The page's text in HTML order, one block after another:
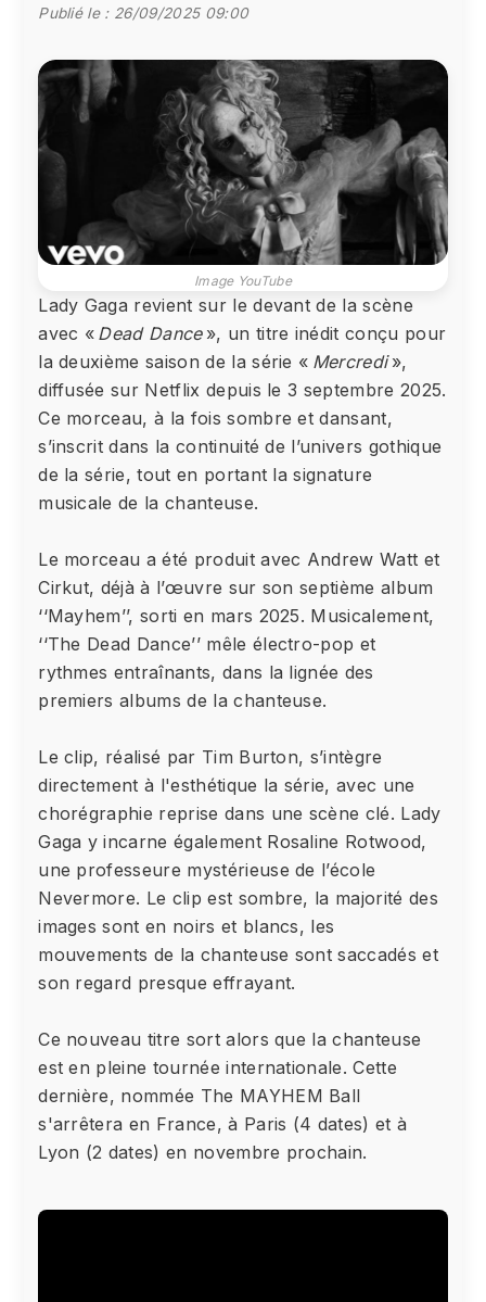
Publié le : 26/09/2025 09:00
Image YouTube
Lady Gaga revient sur le devant de la scène
avec « Dead Dance», un titre inédit conçu pour
la deuxième saison de la série « Mercredi»,
diffusée sur Netflix depuis le 3 septembre 2025.
Ce morceau, à la fois sombre et dansant,
s’inscrit dans la continuité de l’univers gothique
de la série, tout en portant la signature
musicale de la chanteuse.
Le morceau a été produit avec Andrew Watt et
Cirkut, déjà à l’œuvre sur son septième album
‘‘Mayhem’’, sorti en mars 2025. Musicalement,
‘‘The Dead Dance’’ mêle électro-pop et
rythmes entraînants, dans la lignée des
premiers albums de la chanteuse.
Le clip, réalisé par Tim Burton, s’intègre
directement à l'esthétique la série, avec une
chorégraphie reprise dans une scène clé. Lady
Gaga y incarne également Rosaline Rotwood,
une professeure mystérieuse de l’école
Nevermore. Le clip est sombre, la majorité des
images sont en noirs et blancs, les
mouvements de la chanteuse sont saccadés et
son regard presque effrayant.
Ce nouveau titre sort alors que la chanteuse
est en pleine tournée internationale. Cette
dernière, nommée The MAYHEM Ball
s'arrêtera en France, à Paris (4 dates) et à
Lyon (2 dates) en novembre prochain.